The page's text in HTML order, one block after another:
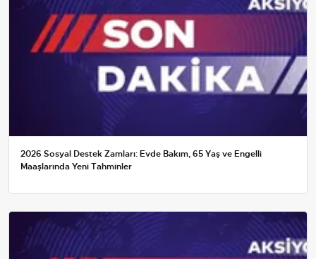
2026 Sosyal Destek Zamları: Evde Bakım, 65 Yaş ve Engelli
Maaşlarında Yeni Tahminler